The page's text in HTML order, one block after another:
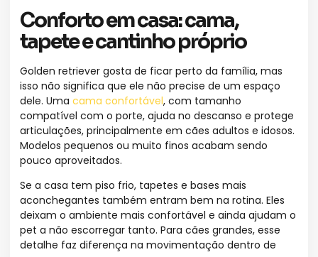
Conforto em casa: cama,
tapete e cantinho próprio
Golden retriever gosta de ficar perto da família, mas
isso não significa que ele não precise de um espaço
dele. Uma cama confortável, com tamanho
compatível com o porte, ajuda no descanso e protege
articulações, principalmente em cães adultos e idosos.
Modelos pequenos ou muito finos acabam sendo
pouco aproveitados.
Se a casa tem piso frio, tapetes e bases mais
aconchegantes também entram bem na rotina. Eles
deixam o ambiente mais confortável e ainda ajudam o
pet a não escorregar tanto. Para cães grandes, esse
detalhe faz diferença na movimentação dentro de